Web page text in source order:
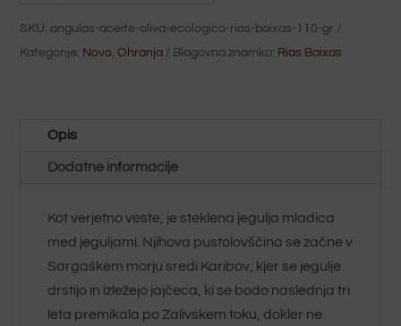
količina
SKU: angulas-aceite-oliva-ecologico-rias-baixas-110-gr
Kategorije: Novo,Ohranja Blagovna znamka: Rias Baixas
Opis
Dodatne informacije
Kot verjetno veste, je steklena jegulja mladica
med jeguljami. Njihova pustolovščina se začne v
Sargaškem morju sredi Karibov, kjer se jegulje
drstijo in izležejo jajčeca, ki se bodo naslednja tri
leta premikala po Zalivskem toku, dokler ne